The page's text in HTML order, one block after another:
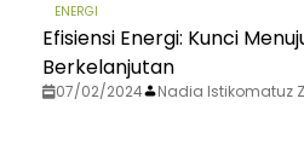
ENERGI
Efisiensi Energi: Kunci
Berkelanjutan
07/02/2024 Nadia Istikomatuz